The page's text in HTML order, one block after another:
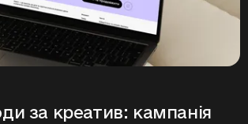
за креатив: кампанія